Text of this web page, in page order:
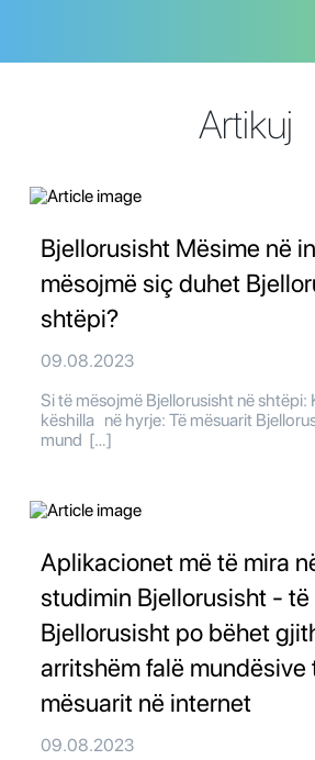
Artikuj
Bjellorusisht Mësime në
mësojmë siç duhet
shtëpi?
09.08.2023
Si të mësojmë Bjellorusisht në shtëpi:
këshilla në hyrje: Të mësuarit
mund […]
Aplikacionet më të mira
studimin Bjellorusisht -
Bjellorusisht po bëhet
arritshëm falë mundësive
mësuarit në internet
09.08.2023